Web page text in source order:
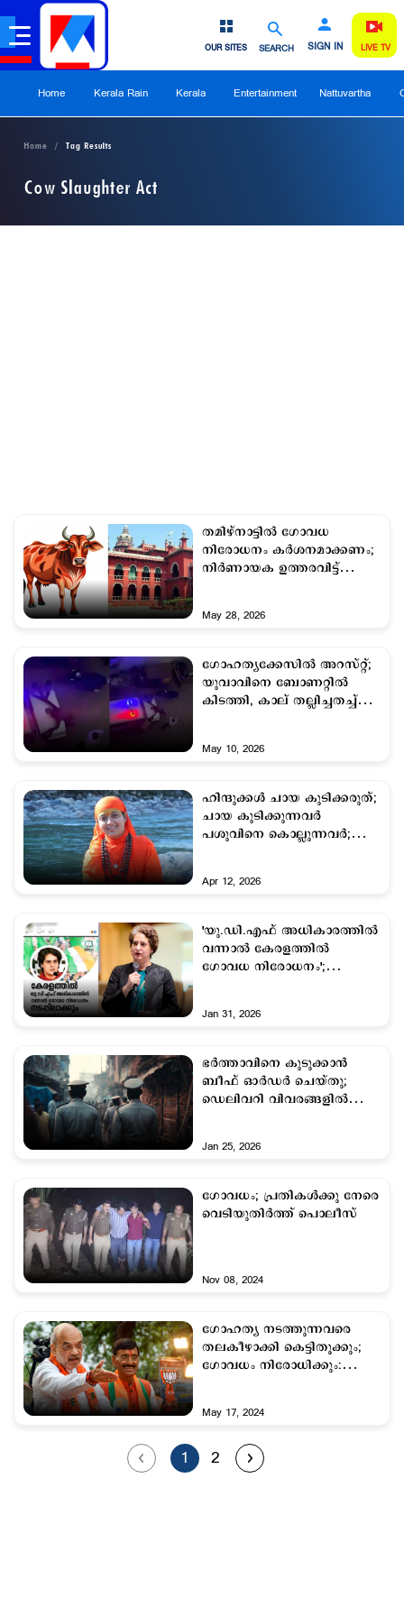
SEARCH SIGN IN
OUR SITES LIVE TV
Home Kerala Rain Kerala Entertainment Nattuvartha
Home Tag Results
Cow Slaughter Act
തമിഴ്നാട്ടില്‍ ഗോവധ
നിരോധനം കര്‍ശനമാക്കണം;
നിര്‍ണായക ഉത്തരവിട്ട്
May 28, 2026
ഗോഹത്യക്കേസില്‍ അറസ്റ്റ്;
യുവാവിനെ ബോണറ്റില്‍
കിടത്തി, കാല് തല്ലിച്ചതച്ച്
May 10, 2026
ഹിന്ദുക്കള്‍ ചായ കുടിക്കരുത്;
ചായ കുടിക്കുന്നവര്‍
പശുവിനെ കൊല്ലുന്നവര്‍;
Apr 12, 2026
'യു.ഡി.എഫ് അധികാരത്തില്‍
വന്നാല്‍ കേരളത്തില്‍
ഗോവധ നിരോധനം';
Jan 31, 2026
ഭര്‍ത്താവിനെ കുടുക്കാന്‍
ബീഫ് ഓര്‍ഡര്‍ ചെയ്തു;
ഡെലിവറി വിവരങ്ങളില്‍
Jan 25, 2026
ഗോവധം; പ്രതികള്‍ക്കു നേരെ
വെടിയുതിര്‍ത്ത് പൊലീസ്
Nov 08, 2024
ഗോഹത്യ നടത്തുന്നവരെ
തലകീഴാക്കി കെട്ടിതൂക്കും;
ഗോവധം നിരോധിക്കും:
May 17, 2024
1 2